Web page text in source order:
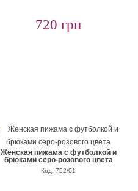
720 грн
Женская пижама с футболкой и
брюками серо-розового цвета
Код: 752/01